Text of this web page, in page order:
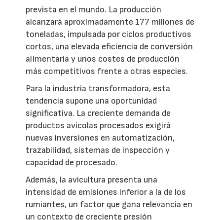
prevista en el mundo. La producción
alcanzará aproximadamente 177 millones de
toneladas, impulsada por ciclos productivos
cortos, una elevada eficiencia de conversión
alimentaria y unos costes de producción
más competitivos frente a otras especies.
Para la industria transformadora, esta
tendencia supone una oportunidad
significativa. La creciente demanda de
productos avícolas procesados exigirá
nuevas inversiones en automatización,
trazabilidad, sistemas de inspección y
capacidad de procesado.
Además, la avicultura presenta una
intensidad de emisiones inferior a la de los
rumiantes, un factor que gana relevancia en
un contexto de creciente presión